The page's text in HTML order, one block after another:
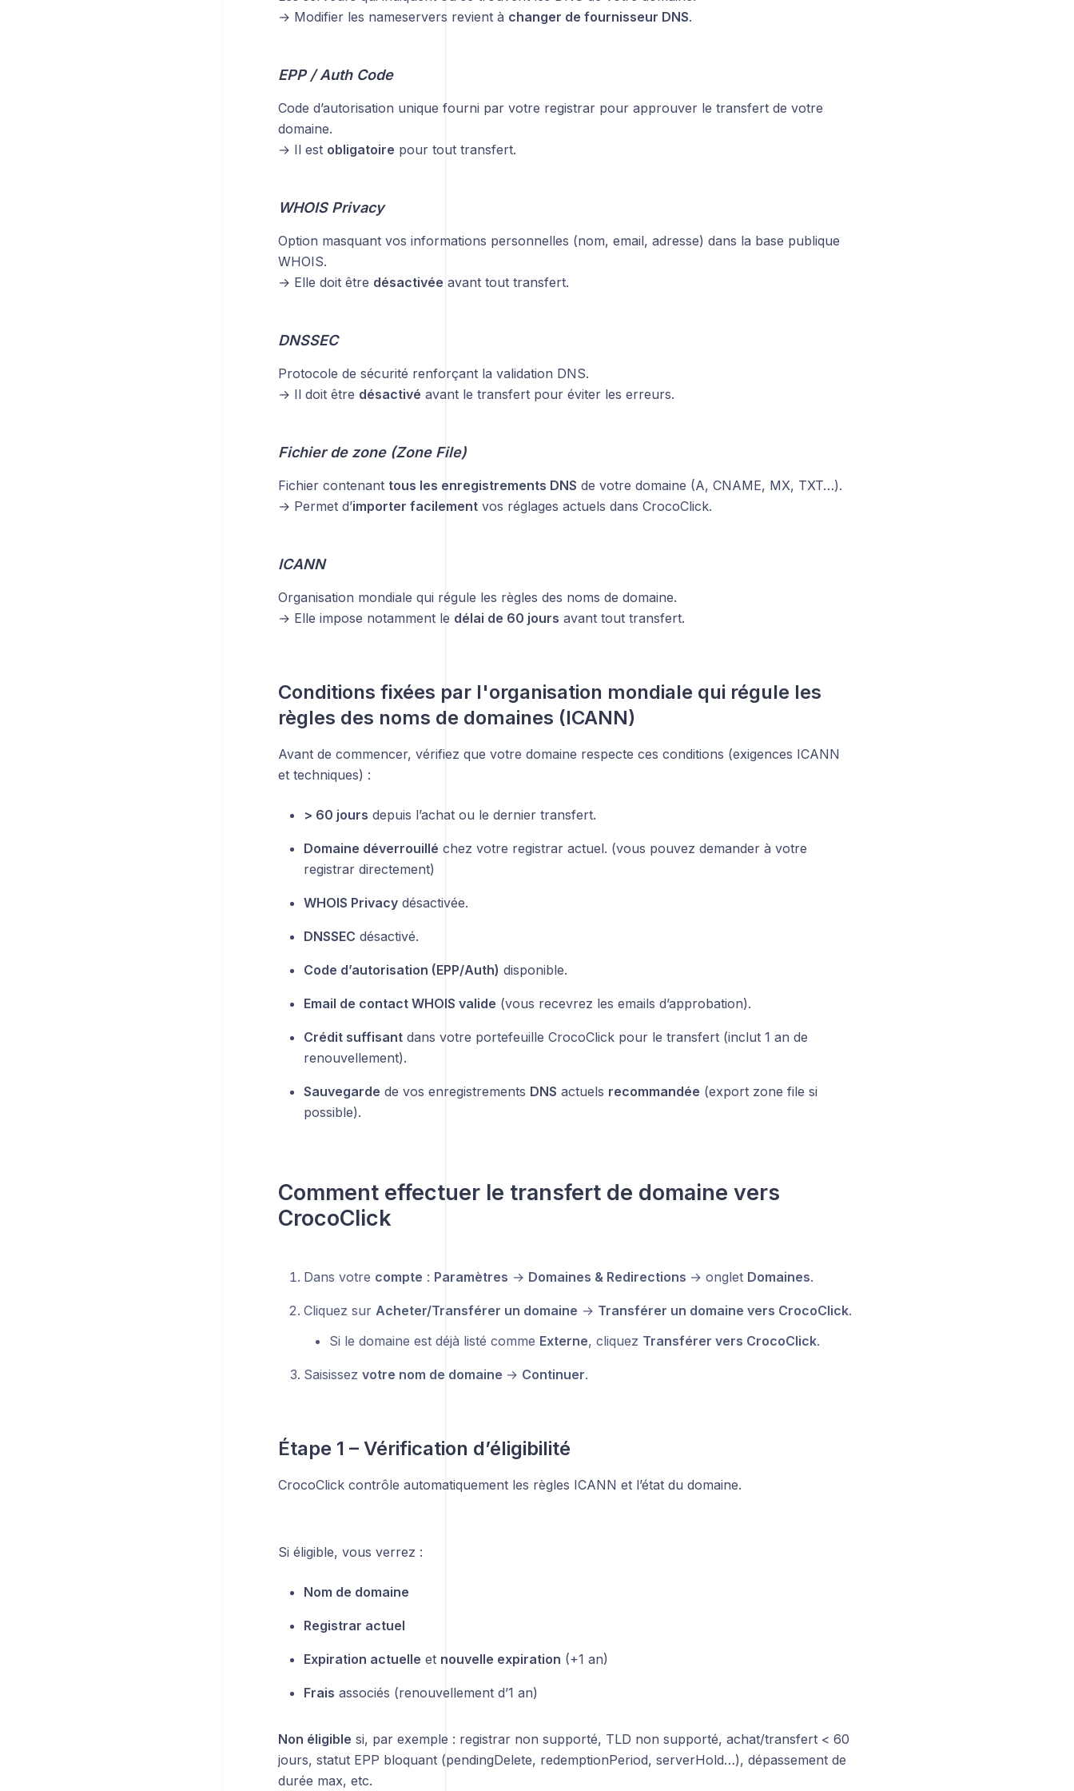
→ Modifier les nameservers revient à changer de fournisseur DNS.
EPP / Auth Code
Code d’autorisation unique fourni par votre registrar pour approuver le transfert de votre
domaine.
→ Il est obligatoire pour tout transfert.
WHOIS Privacy
Option masquant vos informations personnelles (nom, email, adresse) dans la base publique
WHOIS.
→ Elle doit être désactivée avant tout transfert.
DNSSEC
Protocole de sécurité renforçant la validation DNS.
→ Il doit être désactivé avant le transfert pour éviter les erreurs.
Fichier de zone (Zone File)
Fichier contenant tous les enregistrements DNS de votre domaine (A, CNAME, MX, TXT…).
→ Permet d’importer facilementvos réglages actuels dans CrocoClick.
ICANN
Organisation mondiale qui régule les règles des noms de domaine.
→ Elle impose notamment le délai de 60 jours avant tout transfert.
Conditions fixées par l'organisation mondiale qui régule les
règles des noms de domaines (ICANN)
Avant de commencer, vérifiez que votre domaine respecte ces conditions (exigences ICANN
et techniques) :
> 60 jours depuis l’achat ou le dernier transfert.
Domaine déverrouillé chez votre registrar actuel. (vous pouvez demander à votre
registrar directement)
WHOIS Privacydésactivée.
DNSSEC désactivé.
Code d’autorisation (EPP/Auth) disponible.
Email de contact WHOIS valide (vous recevrez les emails d’approbation).
Crédit suffisantdans votre portefeuille CrocoClick pour le transfert (inclut 1 an de
renouvellement).
Sauvegarde de vos enregistrements DNS actuels recommandée (export zone file si
possible).
Comment effectuer le transfert de domaine vers
CrocoClick
Dans votre compte : Paramètres → Domaines & Redirections → onglet Domaines.
Cliquez sur Acheter/Transférer un domaine → Transférer un domaine vers CrocoClick.
Si le domaine est déjà listé comme Externe, cliquez Transférer vers CrocoClick.
Saisissez votre nom de domaine → Continuer.
Étape 1 – Vérification d’éligibilité
CrocoClick contrôle automatiquement les règles ICANN et l’état du domaine.
Si éligible, vous verrez :
Nom de domaine
Registrar actuel
Expiration actuelle et nouvelle expiration (+1 an)
Frais associés (renouvellement d’1 an)
Non éligible si, par exemple : registrar non supporté, TLD non supporté, achat/transfert < 60
jours, statut EPP bloquant (pendingDelete, redemptionPeriod, serverHold…), dépassement de
durée max, etc.